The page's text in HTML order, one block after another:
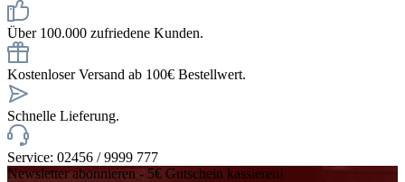
Über 100.000 zufriedene Kunden.
Kostenloser Versand ab 100€ Bestellwert.
Schnelle Lieferung.
Service: 02456 / 9999 777
Newsletter abonnieren - 5€ Gutschein kassieren!